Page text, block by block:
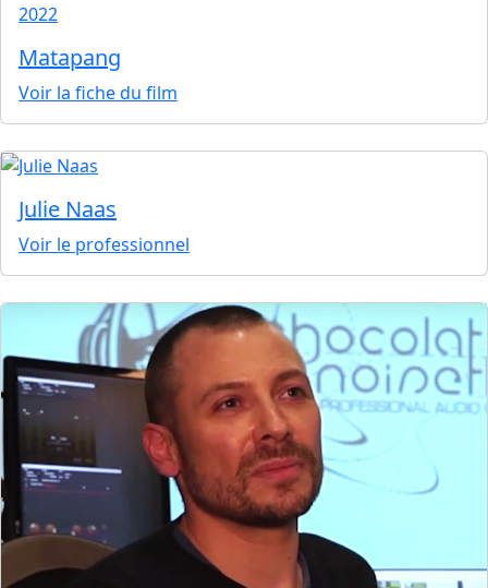
2022
Matapang
Voir la fiche du film
Julie Naas
Voir le professionnel